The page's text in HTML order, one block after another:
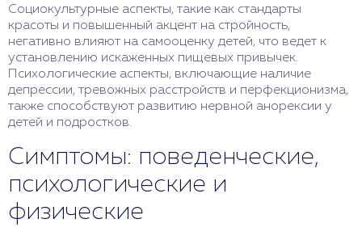
Социокультурные аспекты, такие как стандарты
красоты и повышенный акцент на стройность,
негативно влияют на самооценку детей, что ведет к
установлению искаженных пищевых привычек.
Психологические аспекты, включающие наличие
депрессии, тревожных расстройств и перфекционизма,
также способствуют развитию нервной анорексии у
детей и подростков.
Симптомы: поведенческие,
психологические и
физические